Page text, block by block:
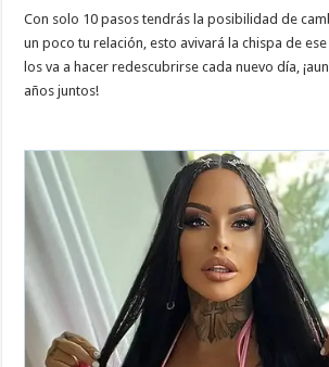
Con solo 10 pasos tendrás la posibilidad de
un poco tu relación, esto avivará la chispa de
los va a hacer redescubrirse cada nuevo día,
años juntos!